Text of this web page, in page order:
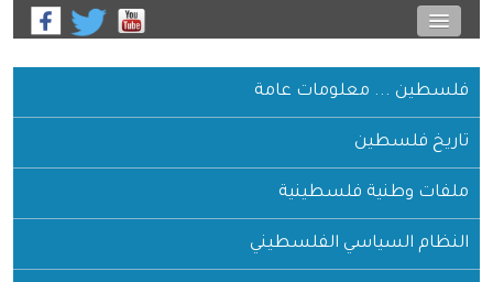
فلسطين ... معلومات عامة
تاريخ فلسطين
ملفات وطنية فلسطينية
النظام السياسي الفلسطيني